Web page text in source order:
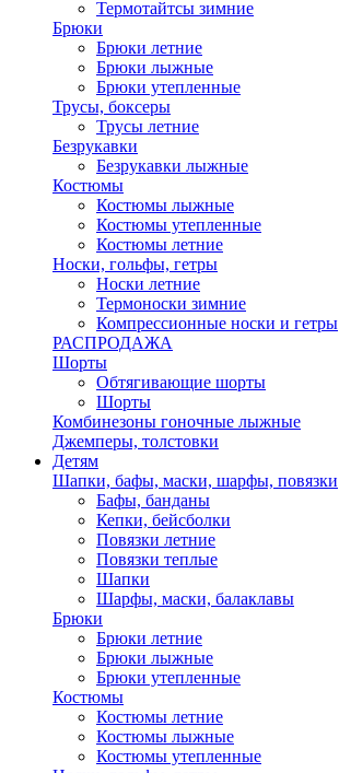
Термотайтсы зимние
Брюки
Брюки летние
Брюки лыжные
Брюки утепленные
Трусы, боксеры
Трусы летние
Безрукавки
Безрукавки лыжные
Костюмы
Костюмы лыжные
Костюмы утепленные
Костюмы летние
Носки, гольфы, гетры
Носки летние
Термоноски зимние
Компрессионные носки и гетры
РАСПРОДАЖА
Шорты
Обтягивающие шорты
Шорты
Комбинезоны гоночные лыжные
Джемперы, толстовки
Детям
Шапки, бафы, маски, шарфы, повязки
Бафы, банданы
Кепки, бейсболки
Повязки летние
Повязки теплые
Шапки
Шарфы, маски, балаклавы
Брюки
Брюки летние
Брюки лыжные
Брюки утепленные
Костюмы
Костюмы летние
Костюмы лыжные
Костюмы утепленные